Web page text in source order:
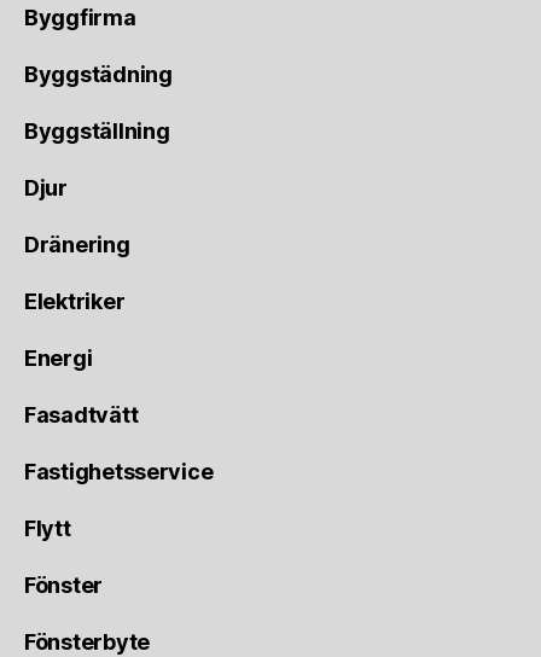
Byggfirma
Byggstädning
Byggställning
Djur
Dränering
Elektriker
Energi
Fasadtvätt
Fastighetsservice
Flytt
Fönster
Fönsterbyte